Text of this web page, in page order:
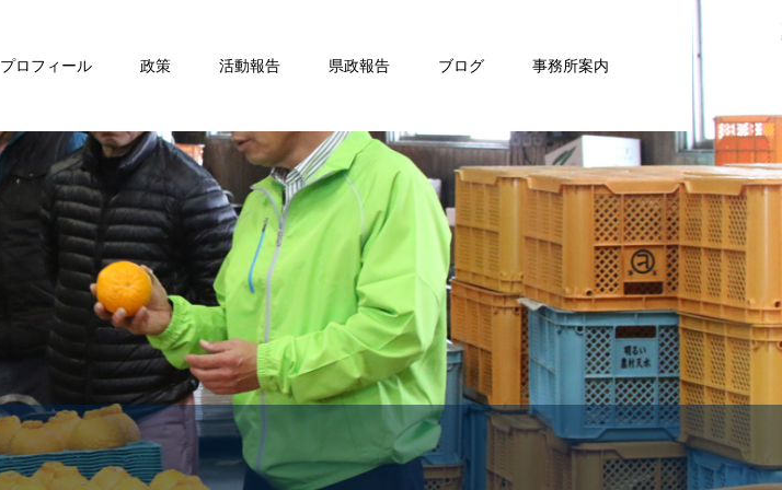
プロフィール 政策 活動報告 県政報告 ブログ 事務所案内